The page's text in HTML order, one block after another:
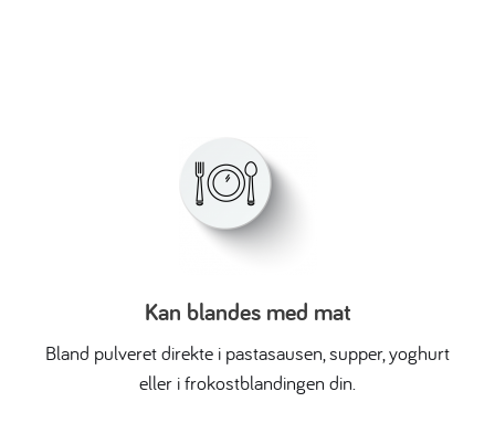
Kan blandes med mat
Bland pulveret direkte i pastasausen, supper, yoghurt
eller i frokostblandingen din.